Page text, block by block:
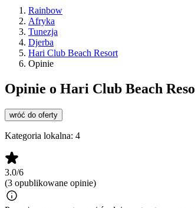
Rainbow
Afryka
Tunezja
Djerba
Hari Club Beach Resort
Opinie
Opinie o Hari Club Beach
wróć do oferty
Kategoria lokalna: 4
3.0/6
(3 opublikowane opinie)